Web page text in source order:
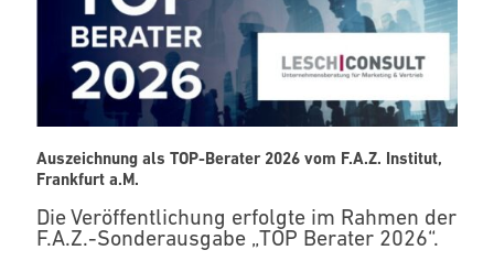
Auszeichnung als TOP-Berater 2026 vom F.A.Z. Institut,
Frankfurt a.M.
Die Veröffentlichung erfolgte im Rahmen der
F.A.Z.-Sonderausgabe „TOP Berater 2026“.